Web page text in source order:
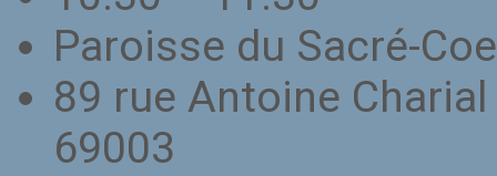
Paroisse du Sacré-
89 rue Antoine Charial
69003